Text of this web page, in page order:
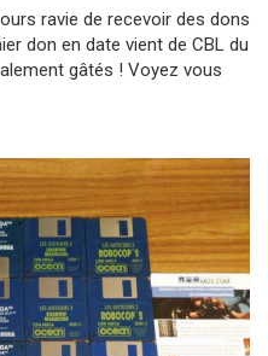
ravie de recevoir des dons
don en date vient de CBL du
gâtés ! Voyez vous